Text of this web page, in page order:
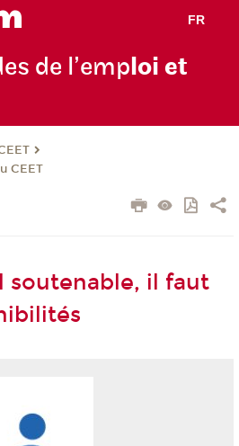
FR
de l’emploi et
CEET
soutenable, il faut